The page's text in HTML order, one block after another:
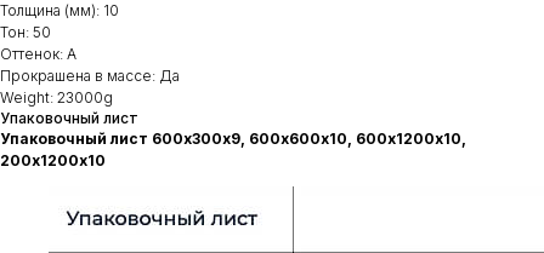
Толщина (мм): 10
Тон: 50
Оттенок: А
Прокрашена в массе: Да
Weight: 23000g
Упаковочный лист
Упаковочный лист 600х300х9, 600х600х10, 600х1200х10,
200х1200х10